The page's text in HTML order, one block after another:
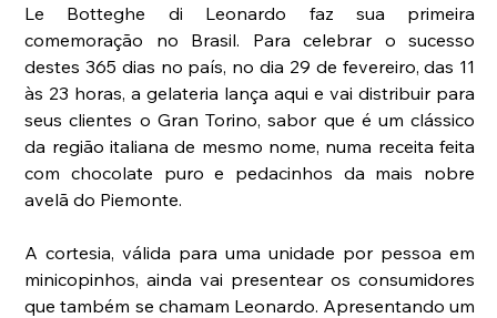
Le Botteghe di Leonardo faz sua primeira
comemoração no Brasil. Para celebrar o sucesso
destes 365 dias no país, no dia 29 de fevereiro, das 11
às 23 horas, a gelateria lança aqui e vai distribuir para
seus clientes o Gran Torino, sabor que é um clássico
da região italiana de mesmo nome, numa receita feita
com chocolate puro e pedacinhos da mais nobre
avelã do Piemonte.
A cortesia, válida para uma unidade por pessoa em
minicopinhos, ainda vai presentear os consumidores
que também se chamam Leonardo. Apresentando um